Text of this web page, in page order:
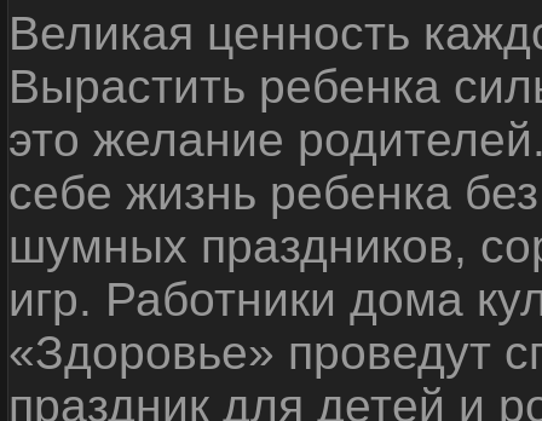
Великая ценность
Вырастить ребенка
это желание
себе жизнь ребенка
шумных праздников,
игр. Работники дома
«Здоровье» проведут
праздник для детей и